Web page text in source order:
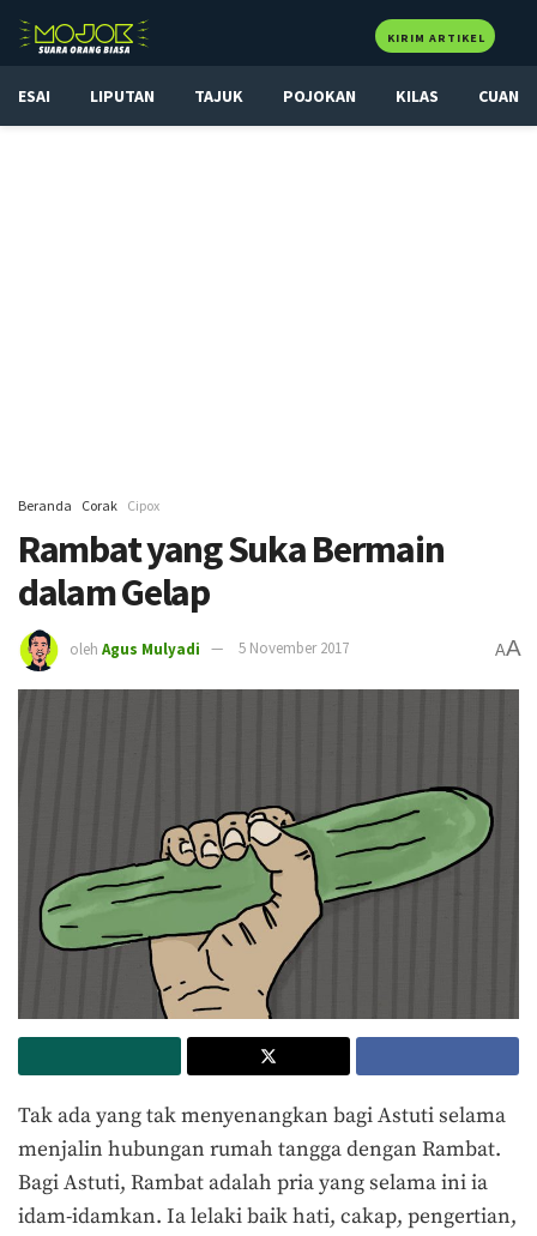
KIRIM ARTIKEL
ESAI LIPUTAN TAJUK POJOKAN KILAS CUAN
Beranda Corak Cipox
Rambat yang Suka Bermain
dalam Gelap
oleh Agus Mulyadi 5 November 2017 AA
Tak ada yang tak menyenangkan bagi Astuti selama
menjalin hubungan rumah tangga dengan Rambat.
Bagi Astuti, Rambat adalah pria yang selama ini ia
idam-idamkan. Ia lelaki baik hati, cakap, pengertian,